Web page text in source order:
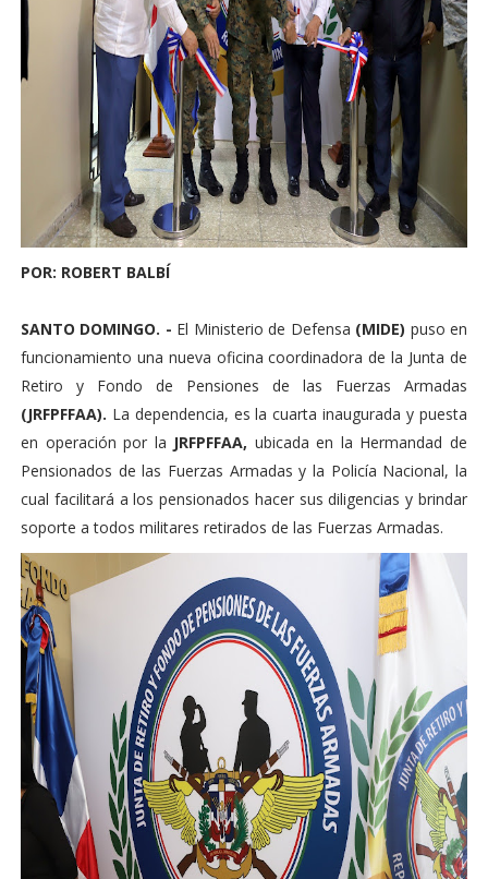
POR: ROBERT BALBÍ
SANTO DOMINGO. - El Ministerio de Defensa (MIDE) puso en
funcionamiento una nueva oficina coordinadora de la Junta de
Retiro y Fondo de Pensiones de las Fuerzas Armadas
(JRFPFFAA). La dependencia, es la cuarta inaugurada y puesta
en operación por la JRFPFFAA, ubicada en la Hermandad de
Pensionados de las Fuerzas Armadas y la Policía Nacional, la
cual facilitará a los pensionados hacer sus diligencias y brindar
soporte a todos militares retirados de las Fuerzas Armadas.